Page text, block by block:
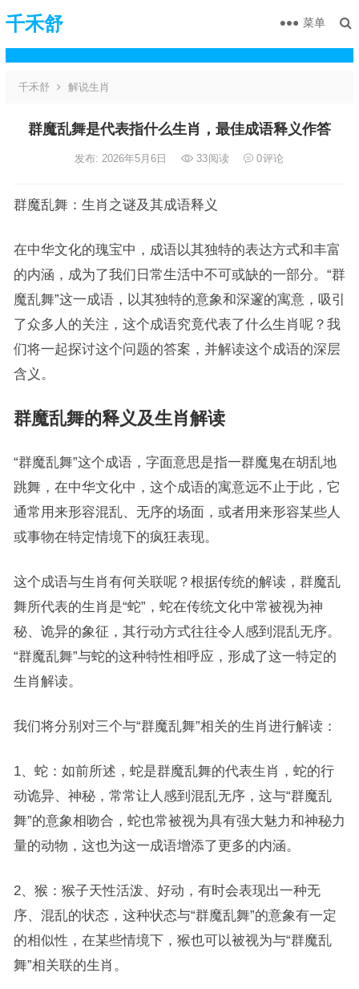
千禾舒 菜单
千禾舒 解说生肖
群魔乱舞是代表指什么生肖，最佳成语释义作答
发布: 2026年5月6日 33阅读 0评论
群魔乱舞：生肖之谜及其成语释义
在中华文化的瑰宝中，成语以其独特的表达方式和丰富
的内涵，成为了我们日常生活中不可或缺的一部分。“群
魔乱舞”这一成语，以其独特的意象和深邃的寓意，吸引
了众多人的关注，这个成语究竟代表了什么生肖呢？我
们将一起探讨这个问题的答案，并解读这个成语的深层
含义。
群魔乱舞的释义及生肖解读
“群魔乱舞”这个成语，字面意思是指一群魔鬼在胡乱地
跳舞，在中华文化中，这个成语的寓意远不止于此，它
通常用来形容混乱、无序的场面，或者用来形容某些人
或事物在特定情境下的疯狂表现。
这个成语与生肖有何关联呢？根据传统的解读，群魔乱
舞所代表的生肖是“蛇”，蛇在传统文化中常被视为神
秘、诡异的象征，其行动方式往往令人感到混乱无序。
“群魔乱舞”与蛇的这种特性相呼应，形成了这一特定的
生肖解读。
我们将分别对三个与“群魔乱舞”相关的生肖进行解读：
1、蛇：如前所述，蛇是群魔乱舞的代表生肖，蛇的行
动诡异、神秘，常常让人感到混乱无序，这与“群魔乱
舞”的意象相吻合，蛇也常被视为具有强大魅力和神秘力
量的动物，这也为这一成语增添了更多的内涵。
2、猴：猴子天性活泼、好动，有时会表现出一种无
序、混乱的状态，这种状态与“群魔乱舞”的意象有一定
的相似性，在某些情境下，猴也可以被视为与“群魔乱
舞”相关联的生肖。